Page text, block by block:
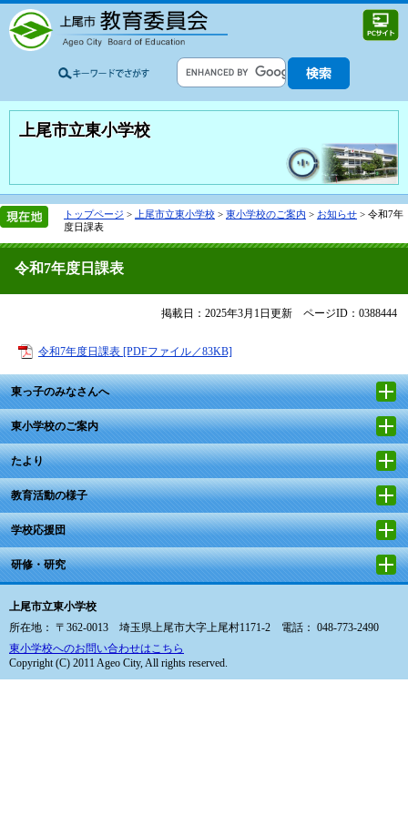
上尾市立東小学校
トップページ > 上尾市立東小学校 > 東小学校のご案内 > お知らせ > 令和7年
度日課表
令和7年度日課表
掲載日：2025年3月1日更新 ページID：0388444
令和7年度日課表 [PDFファイル／83KB]
東っ子のみなさんへ
東小学校のご案内
たより
教育活動の様子
学校応援団
研修・研究
上尾市立東小学校
所在地： 〒362-0013 埼玉県上尾市大字上尾村1171-2 電話： 048-773-2490
東小学校へのお問い合わせはこちら
Copyright (C) 2011 Ageo City, All rights reserved.